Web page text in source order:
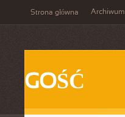
Strona główna Archiwum
GOŚĆ